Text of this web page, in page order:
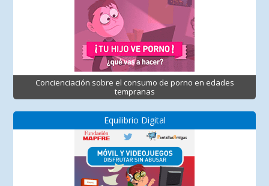
Concienciación sobre el consumo de porno en edades
tempranas
Equilibrio Digital